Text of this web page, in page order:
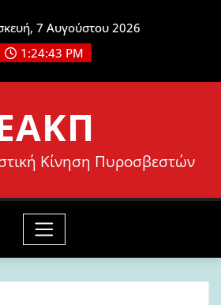
7 Αυγούστου 2026
1:24:45 PM
Κίνηση Πυροσβεστών